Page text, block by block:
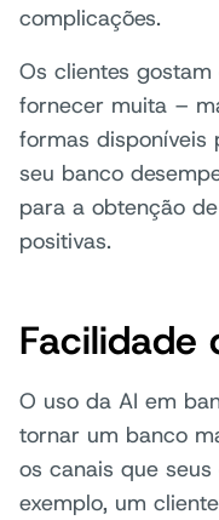
complicações.
Os clientes
fornecer muita –
formas
seu banco
para a obtenção
positivas.
Facilidade
O uso da AI em
tornar um banco
os canais que
exemplo, um